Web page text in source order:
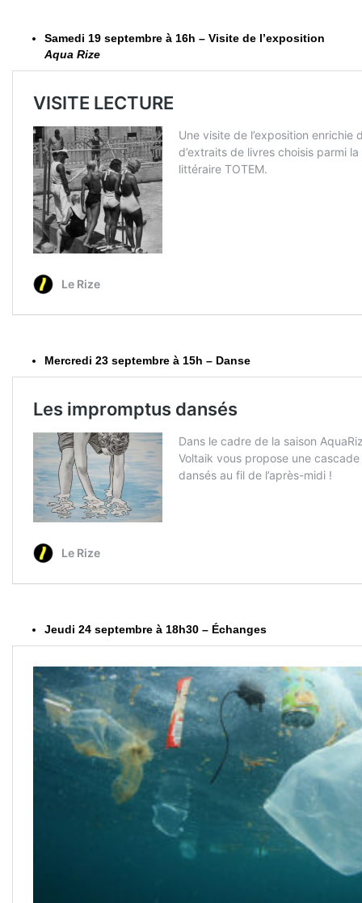
Samedi 19 septembre à 16h – Visite de l’exposition
Aqua Rize
Mercredi 23 septembre à 15h – Danse
Jeudi 24 septembre à 18h30 – Échanges